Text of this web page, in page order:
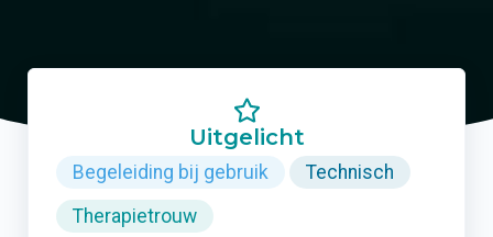
Uitgelicht
Begeleiding bij gebruik
Technisch
Therapietrouw